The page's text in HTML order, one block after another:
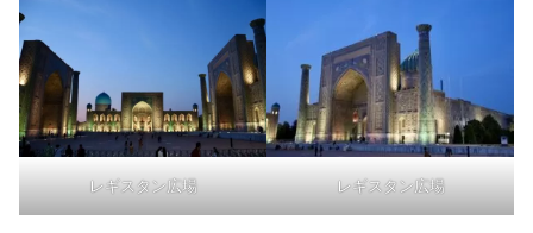
レギスタン広場 レギスタン広場